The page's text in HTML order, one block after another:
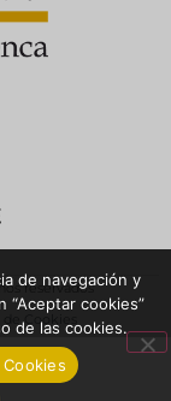
reservados
de Cookies
de navegación y
“Aceptar cookies”
de las cookies.
Cookies